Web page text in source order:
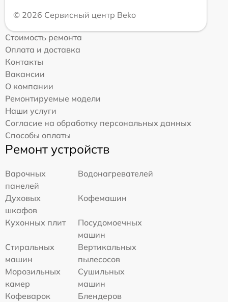
© 2026 Сервисный центр Beko
Стоимость ремонта
Оплата и доставка
Контакты
Вакансии
О компании
Ремонтируемые модели
Наши услуги
Согласие на обработку персональных данных
Способы оплаты
Ремонт устройств
Варочных
панелей
Водонагревателей
Духовых
шкафов
Кофемашин
Кухонных плит
Посудомоечных
машин
Стиральных
машин
Вертикальных
пылесосов
Морозильных
камер
Сушильных
машин
Кофеварок
Блендеров